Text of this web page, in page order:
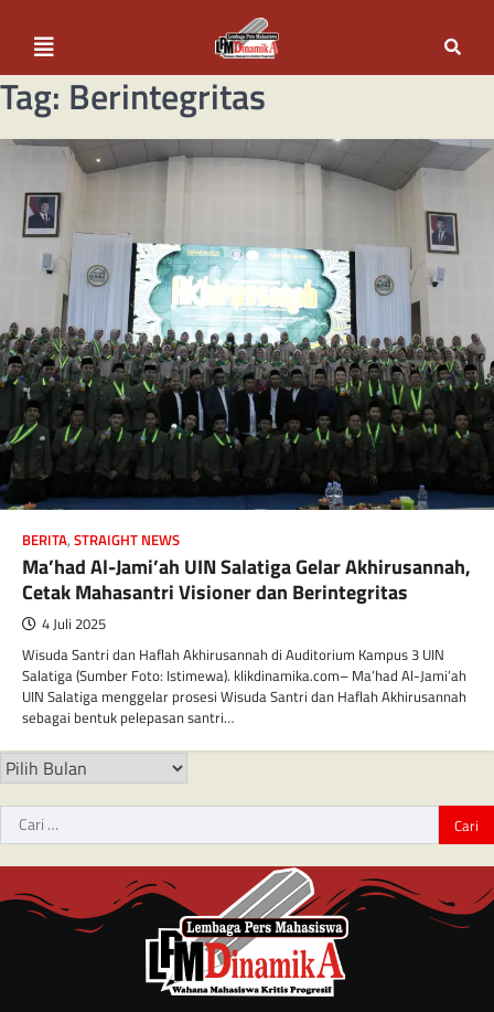
Tag: Berintegritas
BERITA, STRAIGHT NEWS
Ma’had Al-Jami’ah UIN Salatiga Gelar Akhirusannah,
Cetak Mahasantri Visioner dan Berintegritas
4 Juli 2025
Wisuda Santri dan Haflah Akhirusannah di Auditorium Kampus 3 UIN
Salatiga (Sumber Foto: Istimewa). klikdinamika.com– Ma’had Al-Jami’ah
UIN Salatiga menggelar prosesi Wisuda Santri dan Haflah Akhirusannah
sebagai bentuk pelepasan santri…